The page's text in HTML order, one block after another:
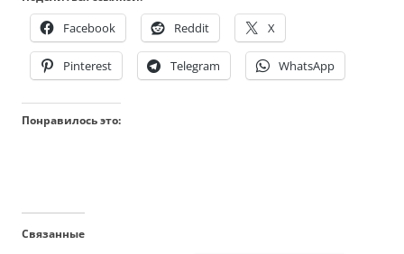
Facebook Reddit X
Pinterest Telegram WhatsApp
Понравилось это:
Связанные